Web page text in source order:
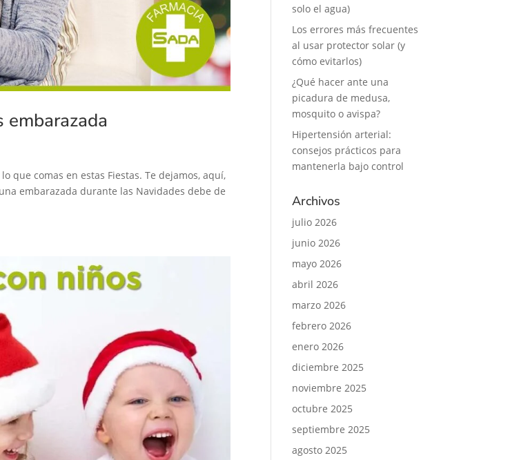
embarazada
que comas en estas Fiestas. Te dejamos, aquí,
embarazada durante las Navidades debe de
solo el agua)
Los errores más frecuentes
al usar protector solar (y
cómo evitarlos)
¿Qué hacer ante una
picadura de medusa,
mosquito o avispa?
Hipertensión arterial:
consejos prácticos para
mantenerla bajo control
Archivos
julio 2026
junio 2026
mayo 2026
abril 2026
marzo 2026
febrero 2026
enero 2026
diciembre 2025
noviembre 2025
octubre 2025
septiembre 2025
agosto 2025